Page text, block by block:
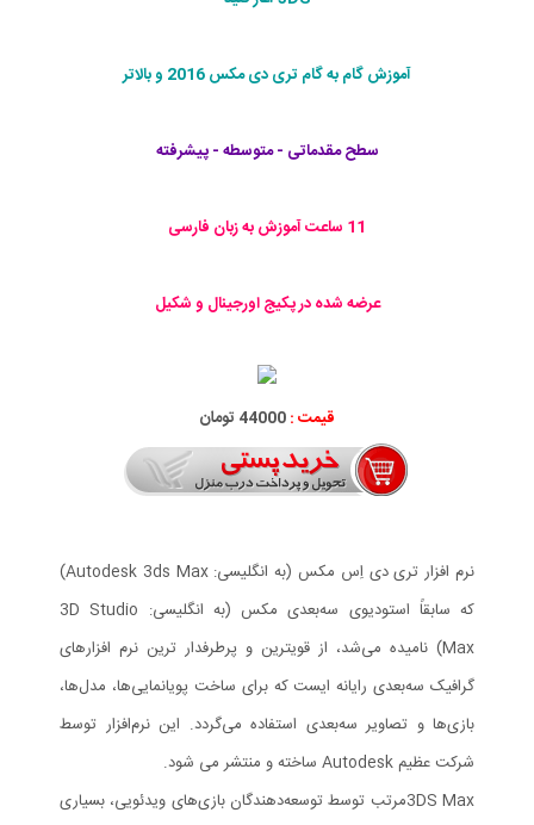
آموزش گام به گام تری دی مکس 2016 و بالاتر
سطح مقدماتی - متوسطه - پیشرفته
11 ساعت آموزش به زبان فارسی
عرضه شده در پکیج اورجینال و شکیل
قیمت :44000 تومان
نرم افزار تری دی اِس مکس (به انگلیسی: Autodesk 3ds Max)
که سابقاً استودیوی سه‌بعدی مکس (به انگلیسی: 3D Studio
Max) نامیده می‌شد، از قویترین و پرطرفدار ترین نرم افزارهای
گرافیک سه‌بعدی رایانه ایست که برای ساخت پویانمایی‌ها، مدل‌ها،
بازی‌ها و تصاویر سه‌بعدی استفاده می‌گردد. این نرم‌افزار توسط
شرکت عظیم Autodesk ساخته و منتشر می شود.
3DS Maxمرتب توسط توسعه‌دهندگان بازی‌های ویدئویی، بسیاری